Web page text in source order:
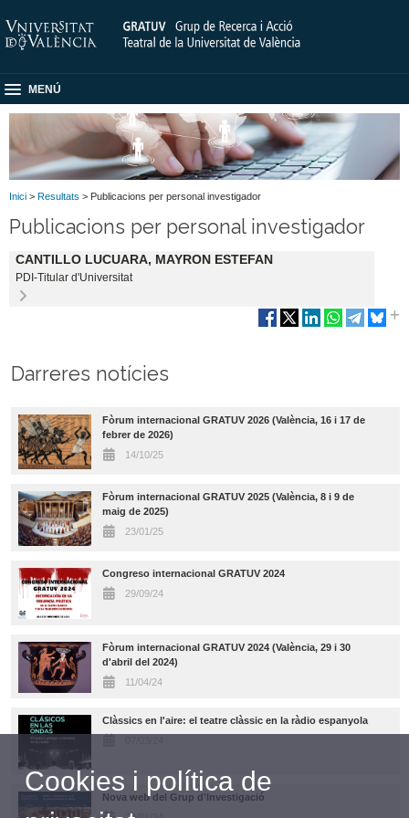
MENÚ
Inici > Resultats > Publicacions per personal investigador
Publicacions per personal investigador
CANTILLO LUCUARA, MAYRON ESTEFAN
PDI-Titular d'Universitat
Darreres notícies
Fòrum internacional GRATUV 2026 (València, 16 i 17 de
febrer de 2026)
14/10/25
Fòrum internacional GRATUV 2025 (València, 8 i 9 de
maig de 2025)
23/01/25
Congreso internacional GRATUV 2024
29/09/24
Fòrum internacional GRATUV 2024 (València, 29 i 30
d'abril del 2024)
11/04/24
Clàssics en l'aire: el teatre clàssic en la ràdio espanyola
Nova web del Grup d'Investigació
Cookies i política de